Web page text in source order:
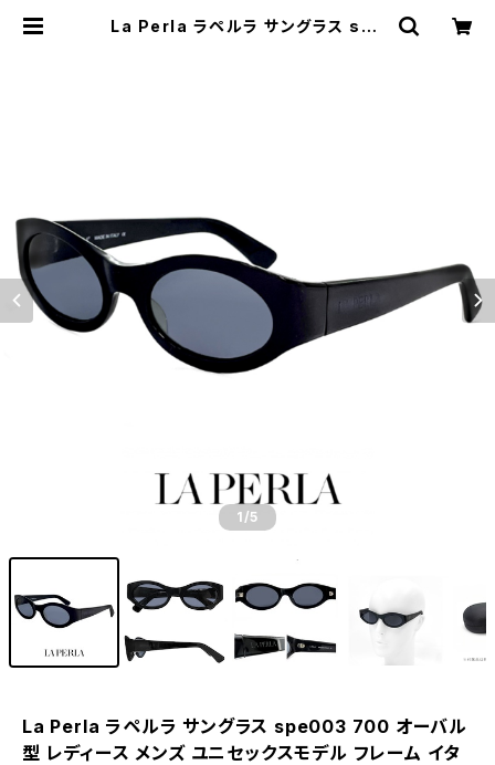
La Perla ラペルラ サングラス spe
1/5
La Perla ラペルラ サングラス spe003 700 オーバル
型 レディース メンズ ユニセックスモデル フレーム イタ